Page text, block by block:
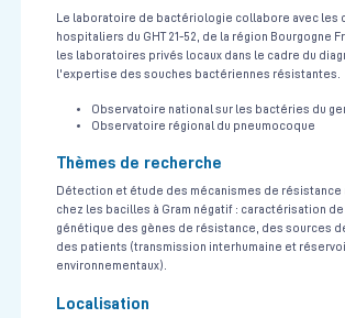
Le laboratoire de bactériologie collabore avec les
hospitaliers du GHT 21-52, de la région Bourgogne
les laboratoires privés locaux dans le cadre du
l'expertise des souches bactériennes résistantes.
Observatoire national sur les bactéries du
Observatoire régional du pneumocoque
Thèmes de recherche
Détection et étude des mécanismes de résistance
chez les bacilles à Gram négatif : caractérisation de
génétique des gènes de résistance, des sources
des patients (transmission interhumaine et
environnementaux).
Localisation